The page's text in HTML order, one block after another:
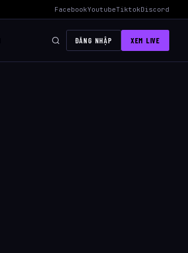
AWC 2026 Liên Quân Mobile – Lịch Thi Đấu,
FacebookYoutubeTiktokDiscord
ĐĂNG NHẬP XEM LIVE